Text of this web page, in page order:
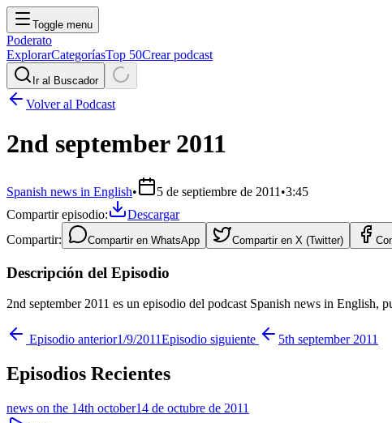
Toggle menu
Poderato
ExplorarCategoríasTop 50Crear podcast
Ir al Buscador
Volver al Podcast
2nd september 2011
Spanish news in English• 5 de septiembre de 2011 •3:45
Compartir episodio:
Descargar
Compartir:
Compartir en WhatsApp Compartir en X (Twitter)
Descripción del Episodio
2nd september 2011 es un episodio del podcast Spanish news in English,
Episodio anterior1/9/2011Episodio siguiente 5th september 2011
Episodios Recientes
news on the 14th october14 de octubre de 2011